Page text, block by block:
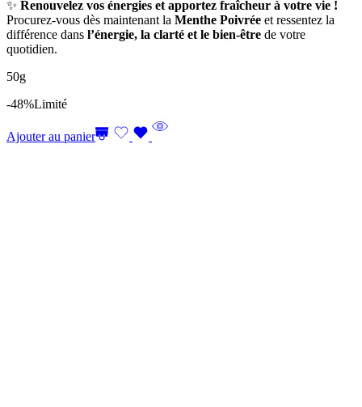
✨ Renouvelez vos énergies et apportez fraîcheur à votre vie !
Procurez-vous dès maintenant la Menthe Poivrée et ressentez la
différence dans l’énergie, la clarté et le bien-être de votre
quotidien.
50g
-48%Limité
Ajouter au panier